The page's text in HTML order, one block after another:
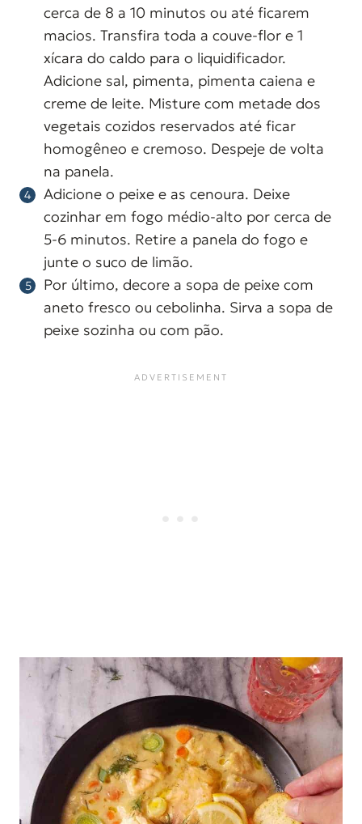
cerca de 8 a 10 minutos ou até ficarem
macios. Transfira toda a couve-flor e 1
xícara do caldo para o liquidificador.
Adicione sal, pimenta, pimenta caiena e
creme de leite. Misture com metade dos
vegetais cozidos reservados até ficar
homogêneo e cremoso. Despeje de volta
na panela.
Adicione o peixe e as cenoura. Deixe
cozinhar em fogo médio-alto por cerca de
5-6 minutos. Retire a panela do fogo e
junte o suco de limão.
Por último, decore a sopa de peixe com
aneto fresco ou cebolinha. Sirva a sopa de
peixe sozinha ou com pão.